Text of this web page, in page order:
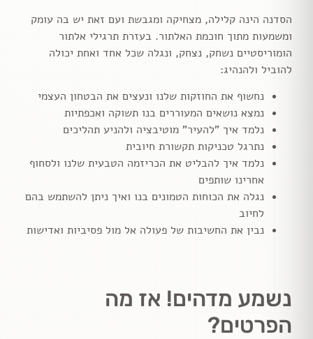
הסדנה הינה קלילה, מצחיקה ומגבשת ועם זאת יש בה עומק
ומשמעות מתוך חוכמת האלתור. בעזרת תרגילי אלתור
הומוריסטיים נשחק, נצחק, ונגלה שכל אחד ואחת יכולה
להוביל ולהנהיג:
נחשוף את החוזקות שלנו ונעצים את הבטחון העצמי
נמצא נושאים המעוררים בנו תשוקה ואכפתיות
נלמד איך "להעיר" מוטיבציה ולהניע תהליכים
נתרגל טכניקות תקשורת חיובית
נלמד איך להבליט את הכריזמה הטבעית שלנו ולסחוף
אחרינו שותפים
נגלה את הכוחות הטמונים בנו ואיך ניתן להשתמש בהם
לחיוב
נבין את החשיבות של פעולה אל מול פסיביות ואדישות
נשמע מדהים! אז מה
הפרטים?